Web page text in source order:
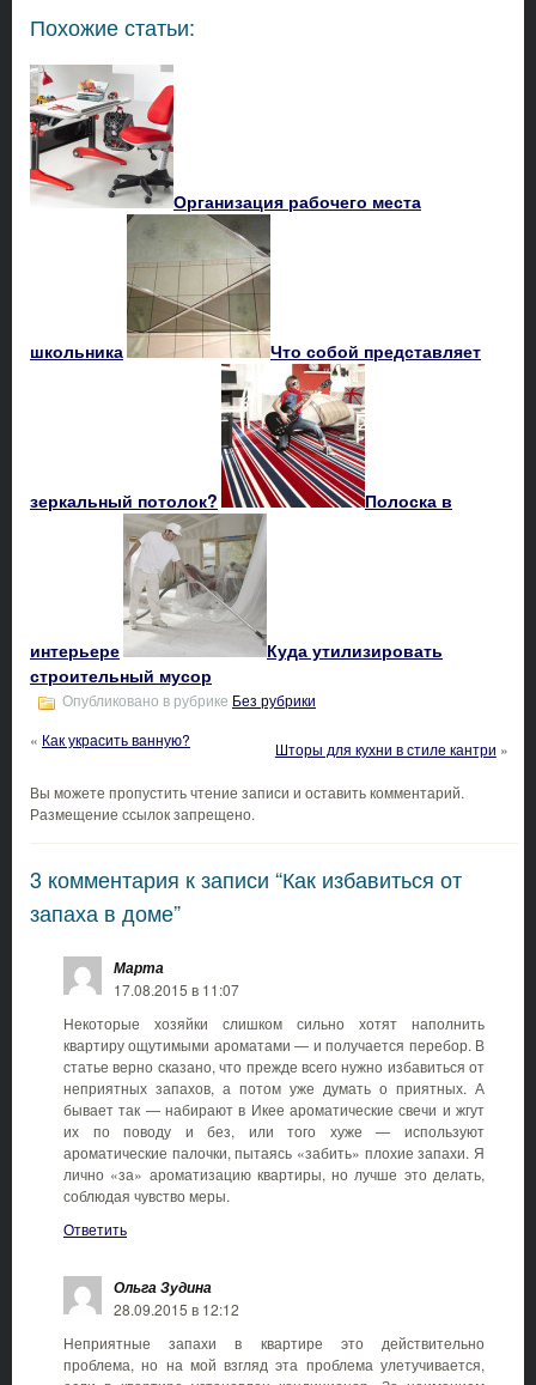
Похожие статьи:
Организация рабочего места
школьника Что собой представляет
зеркальный потолок? Полоска в
интерьере
Куда утилизировать
строительный мусор
Опубликовано в рубрике Без рубрики
« Как украсить ванную? Шторы для кухни в стиле кантри »
Вы можете пропустить чтение записи и оставить комментарий.
Размещение ссылок запрещено.
3 комментария к записи “Как избавиться от
запаха в доме”
Марта
17.08.2015 в 11:07
Некоторые хозяйки слишком сильно хотят наполнить
квартиру ощутимыми ароматами — и получается перебор. В
статье верно сказано, что прежде всего нужно избавиться от
неприятных запахов, а потом уже думать о приятных. А
бывает так — набирают в Икее ароматические свечи и жгут
их по поводу и без, или того хуже — используют
ароматические палочки, пытаясь «забить» плохие запахи. Я
лично «за» ароматизацию квартиры, но лучше это делать,
соблюдая чувство меры.
Ответить
Ольга Зудина
28.09.2015 в 12:12
Неприятные запахи в квартире это действительно
проблема, но на мой взгляд эта проблема улетучивается,